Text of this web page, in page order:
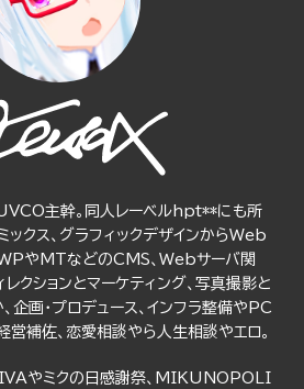
主幹。同人レーベルhpt**にも所
ックス、グラフィックデザインからWeb
やMTなどのCMS、Webサーバ関
クションとマーケティング、写真撮影と
企画・プロデュース、インフラ整備やPC
営補佐、恋愛相談やら人生相談やエロ。
やミクの日感謝祭、MIKUNOPOLI